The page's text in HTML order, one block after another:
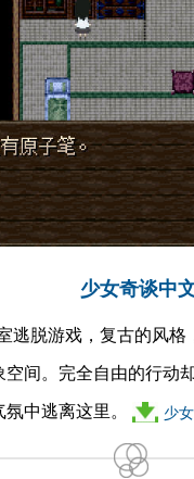
少女奇谈中
逃脱游戏，复古的风
间。完全自由的行动
中逃离这里。
少